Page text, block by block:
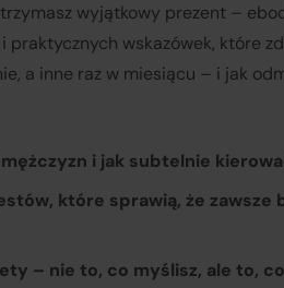
wyjątkowy prezent –
wskazówek, które
a inne raz w miesiącu – i jak
i jak subtelnie
które sprawią, że zawsze
– nie to, co myślisz, ale to,